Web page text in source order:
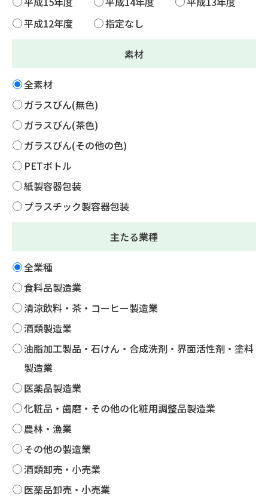
平成12年度
指定なし
素材
全素材
ガラスびん(無色)
ガラスびん(茶色)
ガラスびん(その他の色)
PETボトル
紙製容器包装
プラスチック製容器包装
主たる業種
全業種
食料品製造業
清涼飲料・茶・コーヒー製造業
酒類製造業
油脂加工製品・石けん・合成洗剤・界面活性剤・塗料
製造業
医薬品製造業
化粧品・歯磨・その他の化粧用調整品製造業
農林・漁業
その他の製造業
酒類卸売・小売業
医薬品卸売・小売業